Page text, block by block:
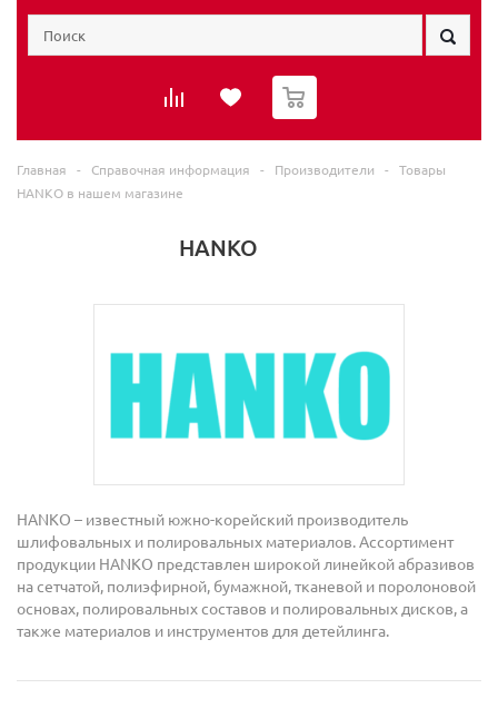
0
Главная - Справочная информация - Производители -
Товары
HANKO в нашем магазине
HANKO
HANKO – известный южно-корейский производитель
шлифовальных и полировальных материалов. Ассортимент
продукции HANKO представлен широкой линейкой абразивов
на сетчатой, полиэфирной, бумажной, тканевой и поролоновой
основах, полировальных составов и полировальных дисков, а
также материалов и инструментов для детейлинга.